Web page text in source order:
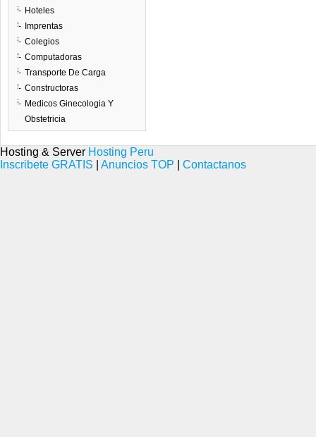
Hoteles
Imprentas
Colegios
Computadoras
Transporte De Carga
Constructoras
Medicos Ginecologia Y
Obstetricia
Hosting & Server Hosting Peru
Inscribete GRATIS
Anuncios TOP Contactanos